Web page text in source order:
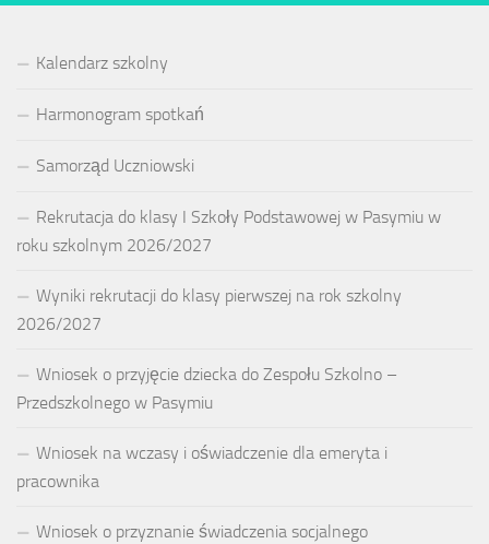
Kalendarz szkolny
Harmonogram spotkań
Samorząd Uczniowski
Rekrutacja do klasy I Szkoły Podstawowej w Pasymiu w
roku szkolnym 2026/2027
Wyniki rekrutacji do klasy pierwszej na rok szkolny
2026/2027
Wniosek o przyjęcie dziecka do Zespołu Szkolno –
Przedszkolnego w Pasymiu
Wniosek na wczasy i oświadczenie dla emeryta i
pracownika
Wniosek o przyznanie świadczenia socjalnego